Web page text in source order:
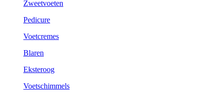
Zweetvoeten
Pedicure
Voetcremes
Blaren
Eksteroog
Voetschimmels